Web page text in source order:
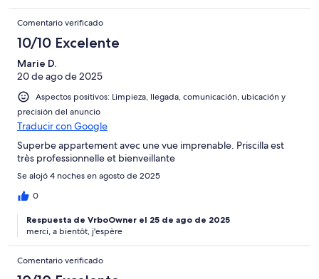
Comentario verificado
10/10 Excelente
Marie D.
20 de ago de 2025
Aspectos positivos: Limpieza, llegada, comunicación, ubicación y
precisión del anuncio
Traducir con Google
Superbe appartement avec une vue imprenable. Priscilla est
très professionnelle et bienveillante
Se alojó 4 noches en agosto de 2025
0
Respuesta de VrboOwner el 25 de ago de 2025
merci, a bientôt, j'espère
Comentario verificado